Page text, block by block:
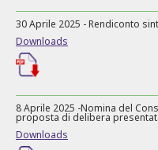
30 Aprile 2025 - Rendiconto
Downloads
8 Aprile 2025 -Nomina del
proposta di delibera
Downloads